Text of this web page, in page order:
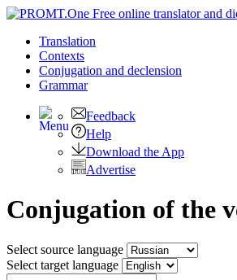
Translation
Contexts
Conjugation and declension
Grammar
Feedback
Help
Download the App
Advertise
Conjugation of the
Select source language
Select target language